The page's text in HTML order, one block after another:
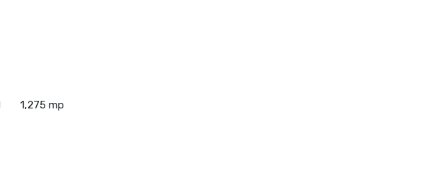
1,275 mp